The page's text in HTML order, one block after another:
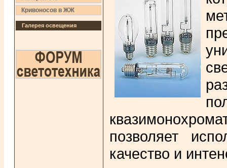
Кривоносов в ЖЖ
Галерея освещения
позволяет
качество и